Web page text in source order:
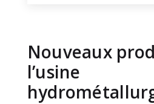
Nouveaux
l’usine